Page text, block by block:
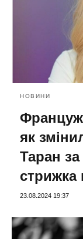
НОВИНИ
як
Таран
стрижка
23.08.2024 19:37